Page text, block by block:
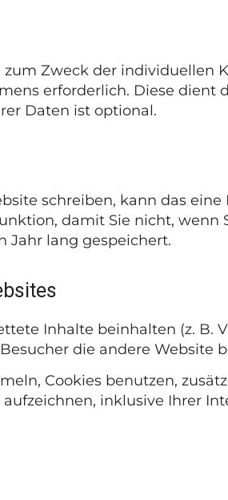
Zweck der
erforderlich. Diese
Daten ist optional.
schreiben, kann das
damit Sie nicht,
Jahr lang gespeichert.
Inhalte beinhalten (z. B.
die andere Website
Cookies benutzen,
inklusive Ihrer